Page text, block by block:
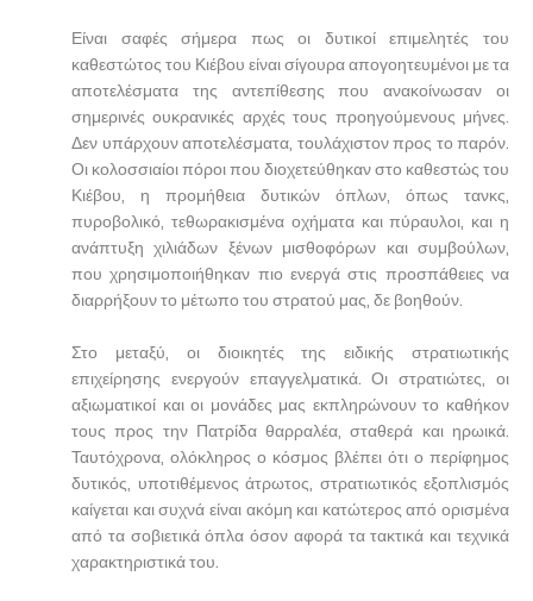
Είναι σαφές σήμερα πως οι δυτικοί επιμελητές του
καθεστώτος του Κιέβου είναι σίγουρα απογοητευμένοι με τα
αποτελέσματα της αντεπίθεσης που ανακοίνωσαν οι
σημερινές ουκρανικές αρχές τους προηγούμενους μήνες.
Δεν υπάρχουν αποτελέσματα, τουλάχιστον προς το παρόν.
Οι κολοσσιαίοι πόροι που διοχετεύθηκαν στο καθεστώς του
Κιέβου, η προμήθεια δυτικών όπλων, όπως τανκς,
πυροβολικό, τεθωρακισμένα οχήματα και πύραυλοι, και η
ανάπτυξη χιλιάδων ξένων μισθοφόρων και συμβούλων,
που χρησιμοποιήθηκαν πιο ενεργά στις προσπάθειες να
διαρρήξουν το μέτωπο του στρατού μας, δε βοηθούν.
Στο μεταξύ, οι διοικητές της ειδικής στρατιωτικής
επιχείρησης ενεργούν επαγγελματικά. Οι στρατιώτες, οι
αξιωματικοί και οι μονάδες μας εκπληρώνουν το καθήκον
τους προς την Πατρίδα θαρραλέα, σταθερά και ηρωικά.
Ταυτόχρονα, ολόκληρος ο κόσμος βλέπει ότι ο περίφημος
δυτικός, υποτιθέμενος άτρωτος, στρατιωτικός εξοπλισμός
καίγεται και συχνά είναι ακόμη και κατώτερος από ορισμένα
από τα σοβιετικά όπλα όσον αφορά τα τακτικά και τεχνικά
χαρακτηριστικά του.